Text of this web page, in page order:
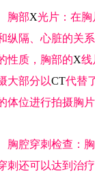
部X光片：在
纵隔、心脏的关
性质，胸部的X线
大部分以CT代替
体位进行拍摄胸
腔穿刺检查：胸
刺还可以达到治